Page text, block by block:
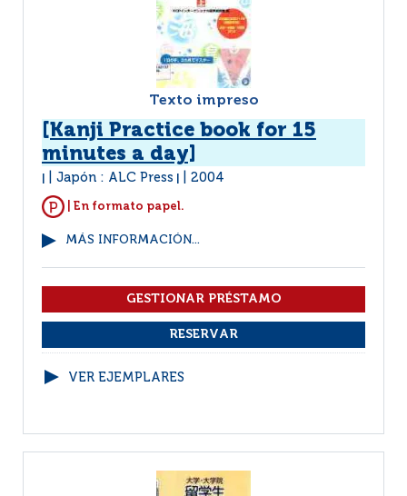
Texto impreso
[Kanji Practice book for 15
minutes a day]
Japón : ALC Press 2004
| En formato papel.
MÁS INFORMACIÓN...
VER EJEMPLARES